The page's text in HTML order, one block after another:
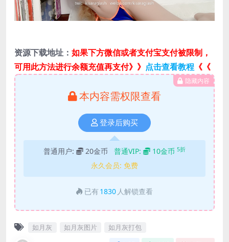
资源下载地址： 如果下方微信或者支付宝支付被限制，
可用此方法进行余额充值再支付》》 点击查看教程 《《
隐藏内容
本内容需权限查看
登录后购买
普通用户: 20金币 普通VIP: 10金币 5折
永久会员: 免费
已有 1830 人解锁查看
如月灰 如月灰图片 如月灰打包